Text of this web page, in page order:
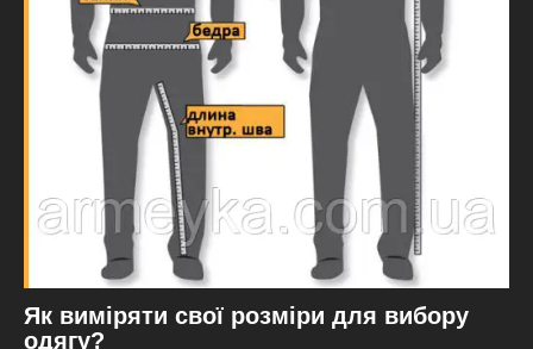
Як виміряти свої розміри для вибору
одягу?